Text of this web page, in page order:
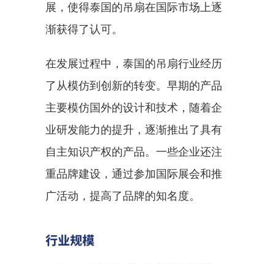
展，使得泰国的吊扇在国际市场上逐
渐获得了认可。
在发展过程中，泰国的吊扇行业经历
了从模仿到创新的转变。早期的产品
主要模仿国外的设计和技术，随着企
业研发能力的提升，逐渐推出了具有
自主知识产权的产品。一些企业还注
重品牌建设，通过参加国际展会和推
广活动，提高了品牌的知名度。
行业规模